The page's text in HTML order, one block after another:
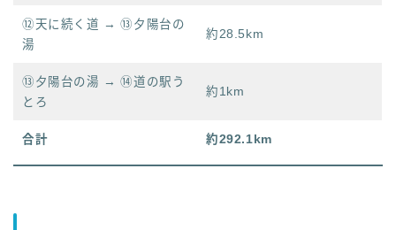
⑫天に続く道 → ⑬夕陽台の
湯
約28.5km
⑬夕陽台の湯 → ⑭道の駅う
とろ
約1km
合計 約292.1km